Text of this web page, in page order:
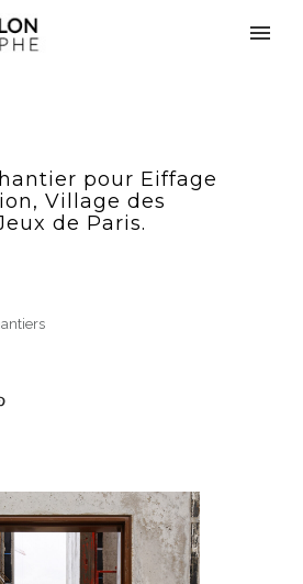
pour Eiffage
Village des
de Paris.